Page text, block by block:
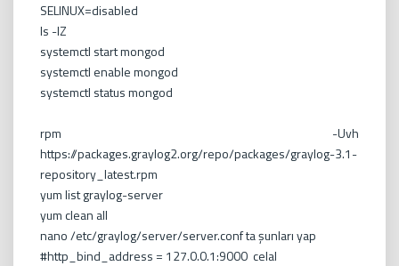
SELINUX=disabled
ls -lZ
systemctl start mongod
systemctl enable mongod
systemctl status mongod
rpm -Uvh
https://packages.graylog2.org/repo/packages/graylog-3.1-
repository_latest.rpm
yum list graylog-server
yum clean all
nano /etc/graylog/server/server.conf ta şunları yap
#http_bind_address = 127.0.0.1:9000 celal